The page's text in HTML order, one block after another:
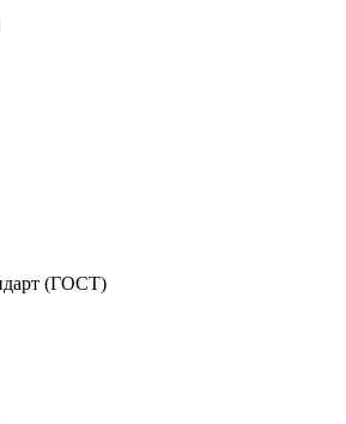
(ГОСТ)